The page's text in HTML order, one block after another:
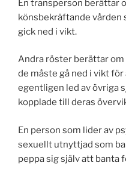
En transperson berättar
könsbekräftande vården
gick ned i vikt.
Andra röster berättar
de måste gå ned i vikt
egentligen led av övriga
kopplade till deras
En person som lider av
sexuellt utnyttjad som
peppa sig själv att banta